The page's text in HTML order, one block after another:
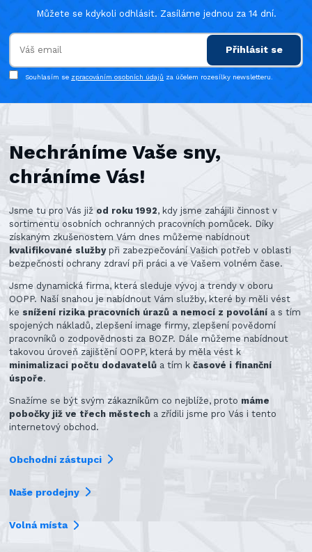
Můžete se kdykoli odhlásit. Zasíláme jednou za 14 dní.
Přihlásit se
Souhlasím se zpracováním osobních údajů za účelem rozesílky newsletteru.
Nechráníme Vaše sny,
chráníme Vás!
Jsme tu pro Vás již od roku 1992, kdy jsme zahájili činnost v
sortimentu osobních ochranných pracovních pomůcek. Díky
získaným zkušenostem Vám dnes můžeme nabídnout
kvalifikované službypři zabezpečování Vašich potřeb v oblasti
bezpečnosti ochrany zdraví při práci a ve Vašem volném čase.
Jsme dynamická firma, která sleduje vývoj a trendy v oboru
OOPP. Naší snahou je nabídnout Vám služby, které by měli vést
ke snížení rizika pracovních úrazů a nemocí z povolání a s tím
spojených nákladů, zlepšení image firmy, zlepšení povědomí
pracovníků o zodpovědnosti za BOZP. Dále můžeme nabídnout
takovou úroveň zajištění OOPP, která by měla vést k
minimalizaci počtu dodavatelů a tím kčasové i finanční
úspoře.
Snažíme se být svým zákazníkům co nejblíže, proto máme
pobočky již ve třech městech a zřídili jsme pro Vás i tento
internetový obchod.
Obchodní zástupci
Naše prodejny
Volná místa